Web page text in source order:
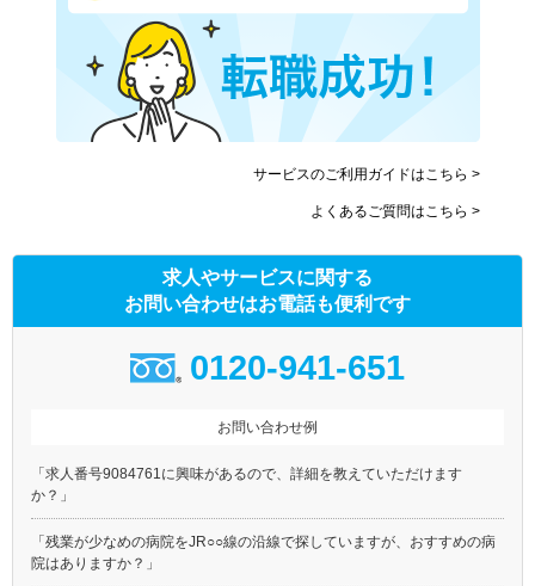
サービスのご利用ガイドはこちら >
よくあるご質問はこちら >
求人やサービスに関する
お問い合わせはお電話も便利です
0120-941-651
お問い合わせ例
「求人番号9084761に興味があるので、詳細を教えていただけます
か？」
「残業が少なめの病院をJR○○線の沿線で探していますが、おすすめの病
院はありますか？」